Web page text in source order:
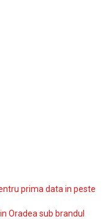
prima data in peste
Oradea sub brandul